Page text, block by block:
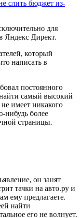
слить бюджет из-
для
Яндекс Директ.
который
написать в
постоянного
самый высокий
имеет никакого
нибудь более
страницы.
он занят
тачки на авто.ру и
ему предлагаете.
найти
его не волнует.